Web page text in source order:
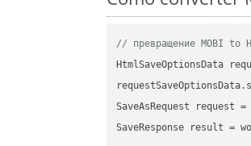
// превращение MOBI to
HtmlSaveOptionsData
SaveAsRequest request =
SaveResponse result =